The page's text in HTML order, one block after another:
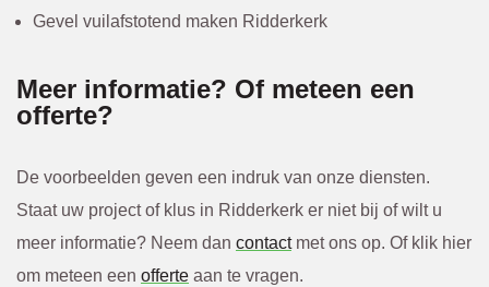
Gevel vuilafstotend maken Ridderkerk
Meer informatie? Of meteen een
offerte?
De voorbeelden geven een indruk van onze diensten.
Staat uw project of klus in Ridderkerk er niet bij of wilt u
meer informatie? Neem dan contactmet ons op. Of klik hier
om meteen een offerte aan te vragen.